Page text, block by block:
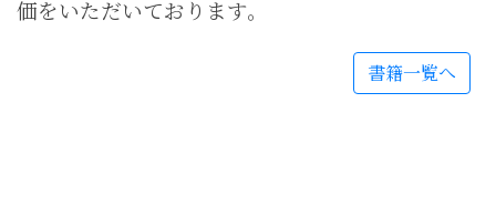
価をいただいております。
書籍一覧へ